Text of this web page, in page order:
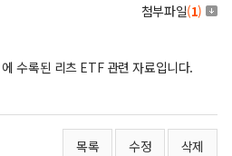
첨부파일(1)
수록된 리츠 ETF 관련 자료입니다.
목록 수정 삭제